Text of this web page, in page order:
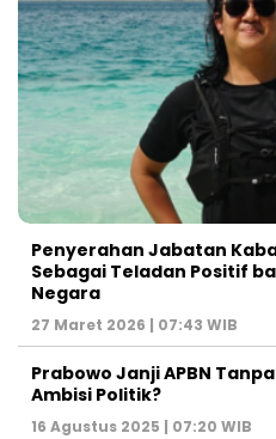
Penyerahan Jabatan
Sebagai Teladan Positif
Negara
27 Maret 2026 | 07:43 WIB
Prabowo Janji APBN
Ambisi Politik?
16 Agustus 2025 | 07:20 WIB